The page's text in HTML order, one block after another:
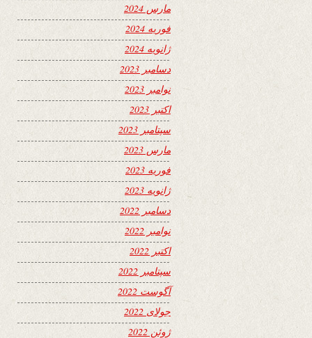
مارس 2024
فوریه 2024
ژانویه 2024
دسامبر 2023
نوامبر 2023
اکتبر 2023
سپتامبر 2023
مارس 2023
فوریه 2023
ژانویه 2023
دسامبر 2022
نوامبر 2022
اکتبر 2022
سپتامبر 2022
آگوست 2022
جولای 2022
ژوئن 2022